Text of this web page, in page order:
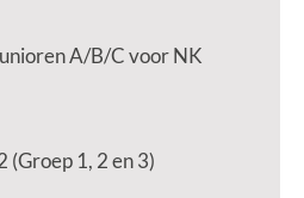
A/B/C voor NK
1, 2 en 3)